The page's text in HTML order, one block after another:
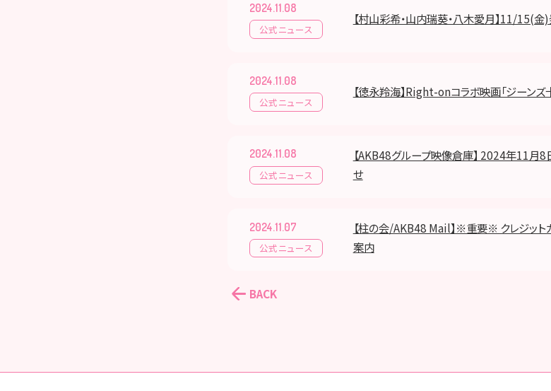
2024.11.08
公式ニュース
【村山彩希・山内瑞葵・八木愛月】11/15(金
2024.11.08
公式ニュース
【徳永羚海】Right-onコラボ映画「ジーンズ
2024.11.08
公式ニュース
【AKB48グループ映像倉庫】 2024年11月
せ
2024.11.07
公式ニュース
【柱の会/AKB48 Mail】※重要※ クレジット
案内
BACK